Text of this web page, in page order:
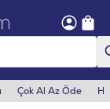
Çok Al Az Öde